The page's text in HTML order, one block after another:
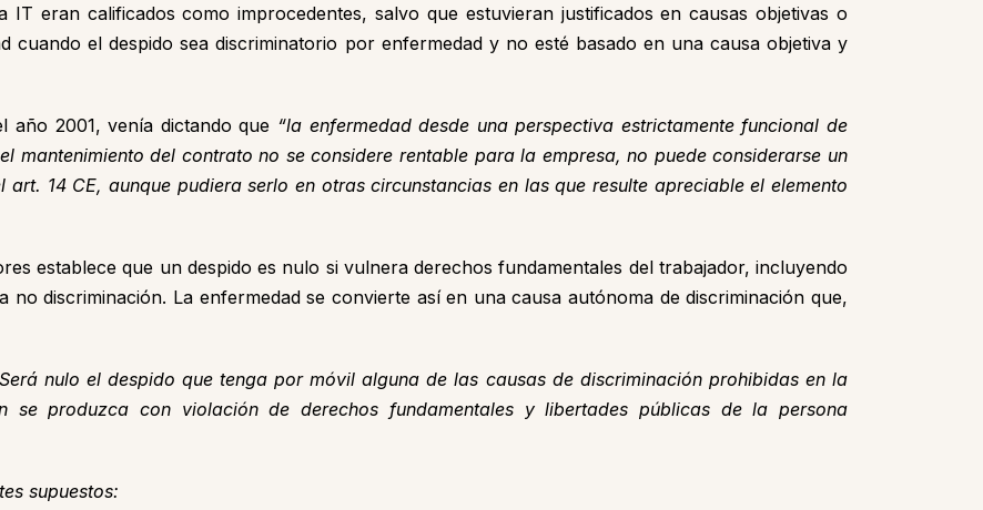
IT eran calificados como improcedentes, salvo que estuvieran justificados en causas objetivas o
cuando el despido sea discriminatorio por enfermedad y no esté basado en una causa objetiva y
año 2001, venía dictando que “la enfermedad desde una perspectiva estrictamente funcional de
mantenimiento del contrato no se considere rentable para la empresa, no puede considerarse un
14 CE, aunque pudiera serlo en otras circunstancias en las que resulte apreciable el elemento
establece que un despido es nulo si vulnera derechos fundamentales del trabajador, incluyendo
discriminación. La enfermedad se convierte así en una causa autónoma de discriminación que,
Será nulo el despido que tenga por móvil alguna de las causas de discriminación prohibidas en la
se produzca con violación de derechos fundamentales y libertades públicas de la persona
supuestos: